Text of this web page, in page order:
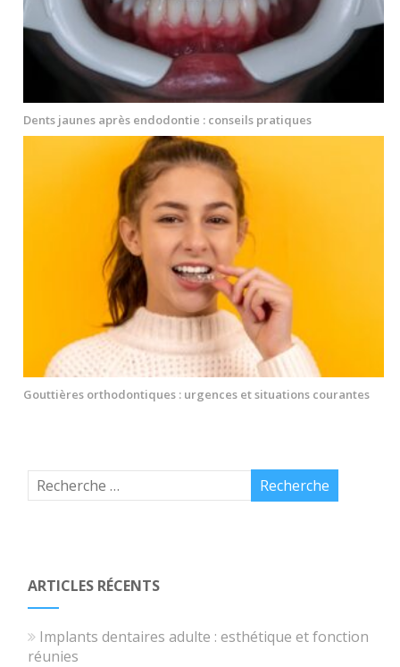
Dents jaunes après endodontie : conseils pratiques
Gouttières orthodontiques : urgences et situations courantes
ARTICLES RÉCENTS
Implants dentaires adulte : esthétique et fonction
réunies